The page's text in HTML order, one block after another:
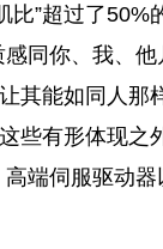
比”超过了50%
同你、我、
其能如同人
些有形体现
端伺服驱动